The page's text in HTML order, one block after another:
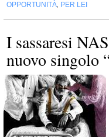
OPPORTUNITÀ PER LEI
I sassaresi
nuovo singolo